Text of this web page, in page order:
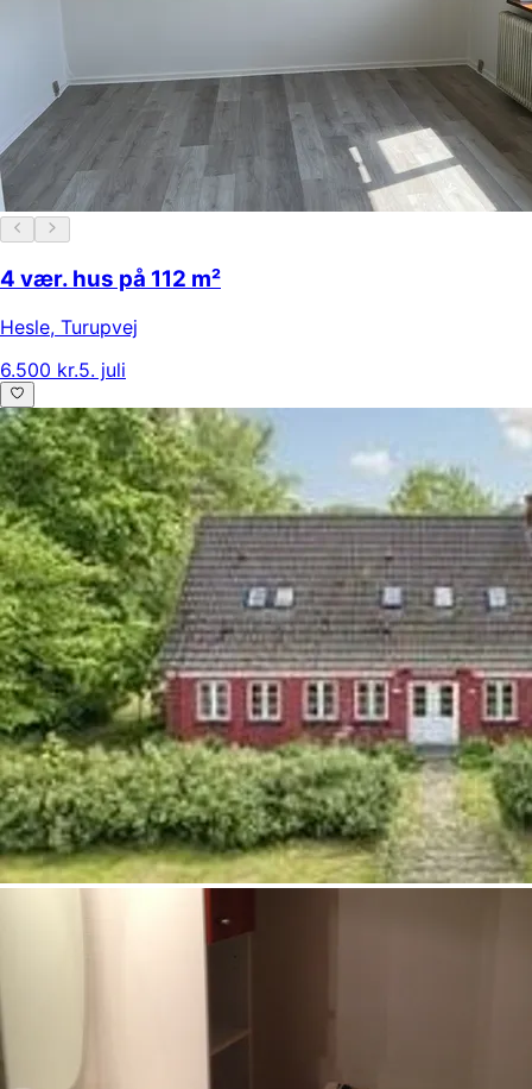
4 vær. hus på 112 m²
Hesle, Turupvej
6.500 kr.5. juli